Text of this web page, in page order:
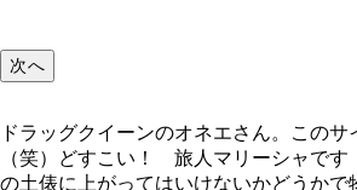
次へ
ドラッグクイーンのオネエさん。このサ
（笑）どすこい！ 旅人マリーシャです
の土俵に上がってはいけないかどうかで